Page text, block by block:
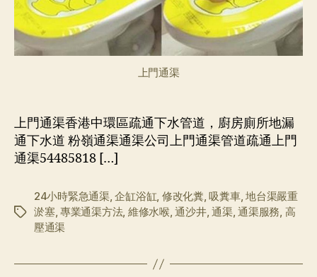
房
廁
所
地
水
道
上門通渠
上門通渠香港中環區疏通下水管道，廚房廁所地漏
通下水道 粉嶺通渠通渠公司上門通渠管道疏通上門
通渠54485818 […]
标
24小時緊急通渠,企缸浴缸, 修改化糞,吸糞車,地台渠嚴重
淤塞, 專業通渠方法, 維修水喉,通沙井,通渠,通渠服務, 高
壓通渠